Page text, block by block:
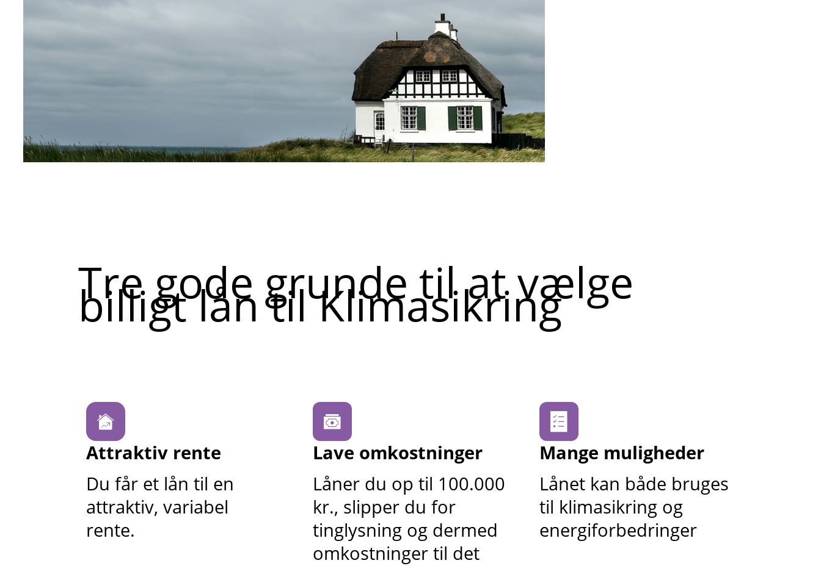
Tre gode grunde til at vælge
billigt lån til Klimasikring
Attraktiv rente
Du får et lån til en
attraktiv, variabel
rente.
Lave omkostninger
Låner du op til 100.000
kr., slipper du for
tinglysning og dermed
omkostninger til det
Mange muligheder
Lånet kan både bruges
til klimasikring og
energiforbedringer